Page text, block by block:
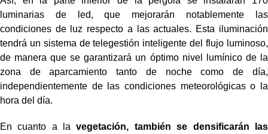
luminarias de led, que mejorarán notablemente las
condiciones de luz respecto a las actuales. Esta iluminación
tendrá un sistema de telegestión inteligente del flujo luminoso,
de manera que se garantizará un óptimo nivel lumínico de la
zona de aparcamiento tanto de noche como de día,
independientemente de las condiciones meteorológicas o la
hora del día.
En cuanto a lavegetación, también se densificarán las